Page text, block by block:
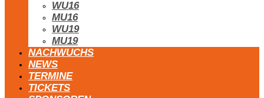
WU16
MU16
WU19
MU19
NACHWUCHS
NEWS
TERMINE
TICKETS